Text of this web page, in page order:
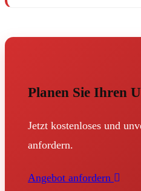
Planen Sie Ihren
Jetzt kostenloses und
anfordern.
Angebot anfordern